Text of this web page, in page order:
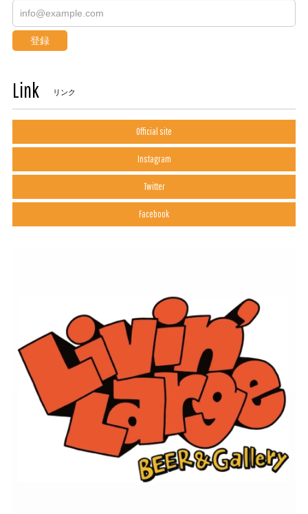
登録
Link リンク
Official site
Instagram
Twitter
Facebook